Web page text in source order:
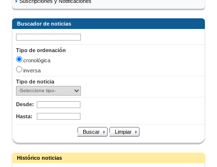
Buscador de noticias
Tipo de ordenación
cronológica
inversa
Tipo de noticia
Desde:
Hasta:
Buscar Limpiar
Histórico noticias